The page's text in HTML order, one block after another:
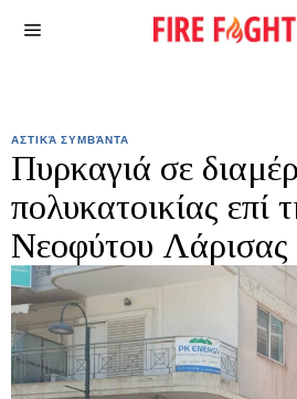
ΑΣΤΙΚΆ ΣΥΜΒΆΝΤΑ
Πυρκαγιά σε
πολυκατοικίας επί
Νεοφύτου Λάρισας